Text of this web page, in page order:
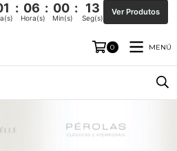
: 06 : 00 : 12
Hora(s) Min(s) Seg(s)
Ver Produtos
0 MENÚ